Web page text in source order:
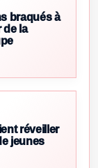
braqués à
de la
réveiller
jeunes